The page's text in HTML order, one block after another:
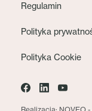
Regulamin
Polityka
Polityka Cookie